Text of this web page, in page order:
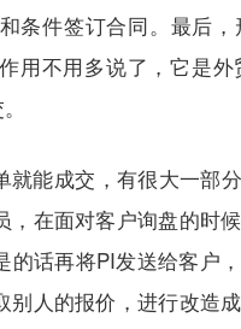
条件签订合同。最后
用不用多说了，它是
就能成交，有很大一部
在面对客户询盘的时
的话再将PI发送给客户
人的报价，进行改造